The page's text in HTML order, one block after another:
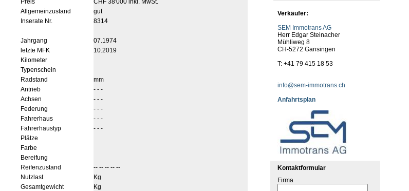
Preis
CHF 38'000 inkl. MwSt.
Allgemeinzustand
gut
Inserate Nr.
8314
Jahrgang
07.1974
letzte MFK
10.2019
Kilometer
Typenschein
Radstand
mm
Antrieb
- - -
Achsen
- - -
Federung
- - -
Fahrerhaus
- - -
Fahrerhaustyp
- - -
Plätze
Farbe
Bereifung
Reifenzustand
-- -- -- -- --
Nutzlast
Kg
Gesamtgewicht
Kg
Verkäufer:
SEM Immotrans AG
Herr Edgar Steinacher
Mühliweg 8
CH-5272 Gansingen
T: +41 79 415 18 53
info@sem-immotrans.ch
Anfahrtsplan
Kontaktformular
Firma